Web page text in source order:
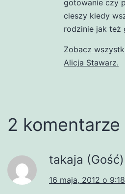
gotowanie czy
cieszy kiedy
rodzinie jak też
Zobacz
Alicja Stawarz.
2 komentarze
takaja (Gość)
16 maja, 2012 o